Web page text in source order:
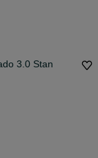
3.0 Stan